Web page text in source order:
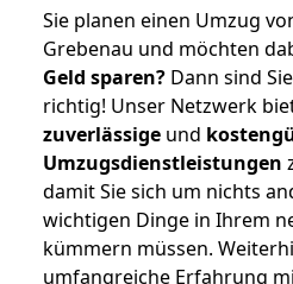
Sie planen einen Umzug
Grebenau und möchten
Geld sparen? Dann sind
richtig! Unser Netzwerk
zuverlässige und
Umzugsdienstleistungen
damit Sie sich um nichts
wichtigen Dinge in Ihrem
kümmern müssen.
umfangreiche Erfahrung